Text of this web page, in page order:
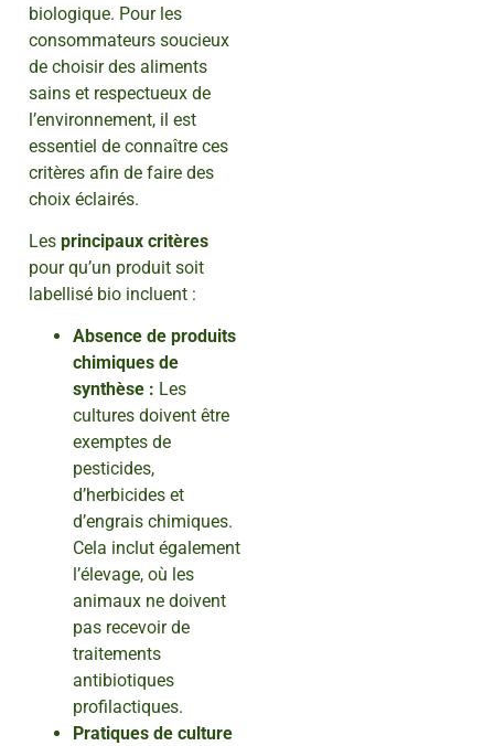
biologique. Pour les
consommateurs soucieux
de choisir des aliments
sains et respectueux de
l’environnement, il est
essentiel de connaître ces
critères afin de faire des
choix éclairés.
Les principaux critères
pour qu’un produit soit
labellisé bio incluent :
Absence de produits
chimiques de
synthèse : Les
cultures doivent être
exemptes de
pesticides,
d’herbicides et
d’engrais chimiques.
Cela inclut également
l’élevage, où les
animaux ne doivent
pas recevoir de
traitements
antibiotiques
profilactiques.
Pratiques de culture